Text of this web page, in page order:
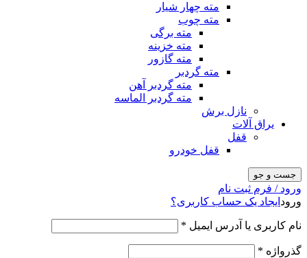
مته چهار شیار
مته چوب
مته برگی
مته خزینه
مته گازور
مته گردبر
مته گردبر آهن
مته گردبر الماسه
نازل برش
یراق آلات
قفل
قفل خودرو
جست و جو
ورود / فرم ثبت نام
ورود ایجاد یک حساب کاربری؟
نام کاربری یا آدرس ایمیل *
گذرواژه *